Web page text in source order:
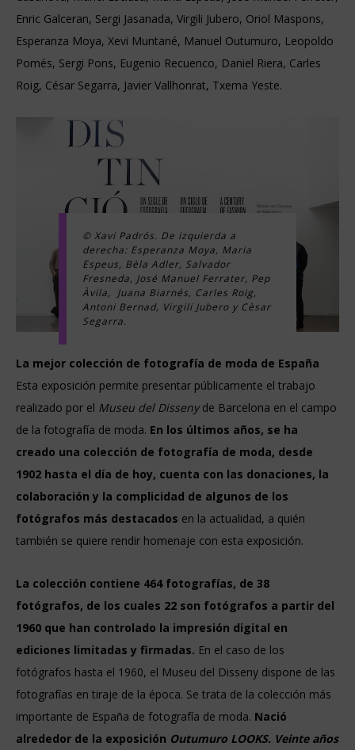
Enric Galceran, Sergi Jasanada, Virgili Jubero, Oriol Maspons,
Esperanza Moya, Xevi Muntané, Manuel Outumuro, Leopoldo
Pomés, Sergi Pons, Eugenio Recuenco, Daniel Riera, Carles
Roig, César Segarra, Javier Vallhonrat, Txema Yeste.
© Xavi Padrós. De izquierda a
derecha: Esperanza Moya, Maria
Espeus, Bèla Adler, Salvador
Fresneda, José Manuel Ferrater, Pep
Àvila, Juana Biarnés, Carles Roig,
Antoni Bernad, Virgili Jubero y Cèsar
Segarra.
La mejor colección de fotografía de moda de España
Esta exposición permite presentar públicamente el trabajo
realizado por el Museu del Dissenyde Barcelona en el campo
de la fotografía de moda. En los últimos años, se ha
creado una colección de fotografía de moda, desde
1902 hasta el día de hoy, cuenta con las donaciones, la
colaboración y la complicidad de algunos de los
fotógrafos más destacados en la actualidad, a quién
también se quiere rendir homenaje con esta exposición.
La colección contiene 464 fotografías, de 38
fotógrafos, de los cuales 22 son fotógrafos a partir del
1960 que han controlado la impresión digital en
ediciones limitadas y firmadas. En el caso de los
fotógrafos hasta el 1960, el Museu del Disseny dispone de las
fotografías en tiraje de la época. Se trata de la colección más
importante de España de fotografía de moda. Nació
alrededor de la exposición Outumuro LOOKS. Veinte años